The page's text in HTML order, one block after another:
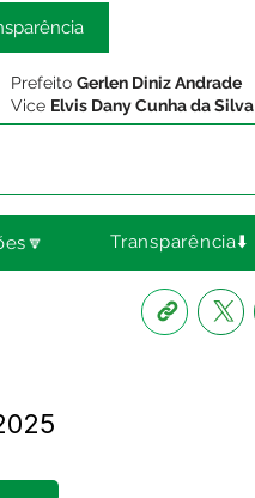
Prefeito Gerlen Diniz Andrade
Vice Elvis Dany Cunha da Silva
Transparência⬇️